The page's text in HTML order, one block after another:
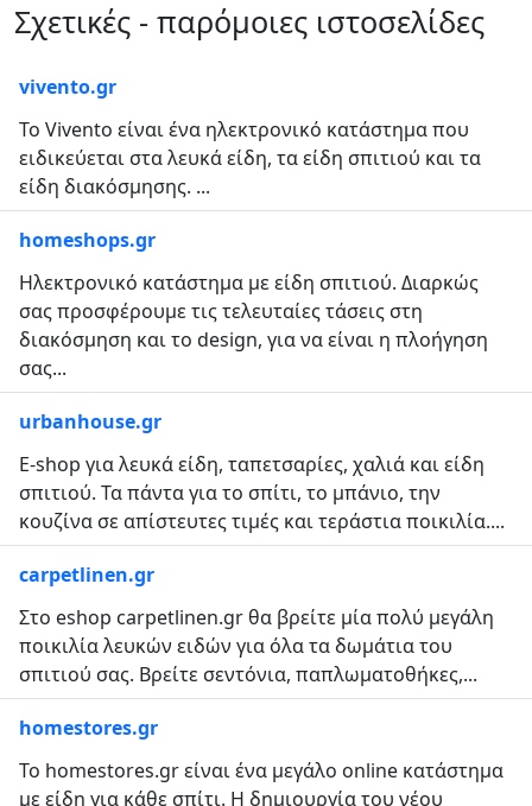
Σχετικές - παρόμοιες ιστοσελίδες
vivento.gr
Το Vivento είναι ένα ηλεκτρονικό κατάστημα που
ειδικεύεται στα λευκά είδη, τα είδη σπιτιού και τα
είδη διακόσμησης. ...
homeshops.gr
Ηλεκτρονικό κατάστημα με είδη σπιτιού. Διαρκώς
σας προσφέρουμε τις τελευταίες τάσεις στη
διακόσμηση και το design, για να είναι η πλοήγηση
σας...
urbanhouse.gr
E-shop για λευκά είδη, ταπετσαρίες, χαλιά και είδη
σπιτιού. Τα πάντα για το σπίτι, το μπάνιο, την
κουζίνα σε απίστευτες τιμές και τεράστια ποικιλία....
carpetlinen.gr
Στο eshop carpetlinen.gr θα βρείτε μία πολύ μεγάλη
ποικιλία λευκών ειδών για όλα τα δωμάτια του
σπιτιού σας. Βρείτε σεντόνια, παπλωματοθήκες,...
homestores.gr
Το homestores.gr είναι ένα μεγάλο online κατάστημα
με είδη για κάθε σπίτι. Η δημιουργία του νέου